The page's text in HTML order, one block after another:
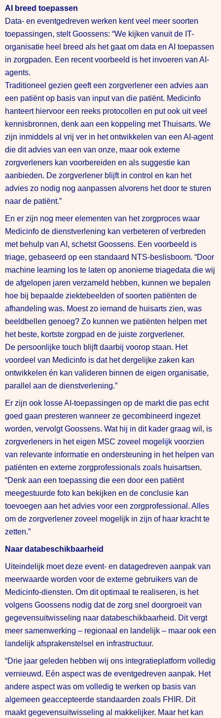
AI breed toepassen
Data- en eventgedreven werken kent veel meer soorten
toepassingen, stelt Goossens: “We kijken vanuit de IT-
organisatie heel breed als het gaat om data en AI toepassen
in zorgpaden. Een recent voorbeeld is het invoeren van AI-
agents.
Traditioneel gezien geeft een zorgverlener een advies aan
een patiënt op basis van input van die patiënt. Medicinfo
hanteert hiervoor een reeks protocollen en put ook uit veel
kennisbronnen, denk aan een koppeling met Thuisarts. We
zijn inmiddels al vrij ver in het ontwikkelen van een AI-agent
die dit advies van een van onze, maar ook externe
zorgverleners kan voorbereiden en als suggestie kan
aanbieden. De zorgverlener blijft in control en kan het
advies zo nodig nog aanpassen alvorens het door te sturen
naar de patiënt.”
En er zijn nog meer elementen van het zorgproces waar
Medicinfo de dienstverlening kan verbeteren of verbreden
met behulp van AI, schetst Goossens. Een voorbeeld is
triage, gebaseerd op een standaard NTS-beslisboom. “Door
machine learning los te laten op anonieme triagedata die wij
de afgelopen jaren verzameld hebben, kunnen we bepalen
hoe bij bepaalde ziektebeelden of soorten patiënten de
afhandeling was. Moest zo iemand de huisarts zien, was
beeldbellen genoeg? Zo kunnen we patiënten helpen met
het beste, kortste zorgpad en de juiste zorgverlener.
De persoonlijke touch blijft daarbij voorop staan. Het
voordeel van Medicinfo is dat het dergelijke zaken kan
ontwikkelen én kan valideren binnen de eigen organisatie,
parallel aan de dienstverlening.”
Er zijn ook losse AI-toepassingen op de markt die pas echt
goed gaan presteren wanneer ze gecombineerd ingezet
worden, vervolgt Goossens. Wat hij in dit kader graag wil, is
zorgverleners in het eigen MSC zoveel mogelijk voorzien
van relevante informatie en ondersteuning in het helpen van
patiënten en externe zorgprofessionals zoals huisartsen.
“Denk aan een toepassing die een door een patiënt
meegestuurde foto kan bekijken en de conclusie kan
toevoegen aan het advies voor een zorgprofessional. Alles
om de zorgverlener zoveel mogelijk in zijn of haar kracht te
zetten.”
Naar databeschikbaarheid
Uiteindelijk moet deze event- en datagedreven aanpak van
meerwaarde worden voor de externe gebruikers van de
Medicinfo-diensten. Om dit optimaal te realiseren, is het
volgens Goossens nodig dat de zorg snel doorgroeit van
gegevensuitwisseling naar databeschikbaarheid. Dit vergt
meer samenwerking – regionaal en landelijk – maar ook een
landelijk afsprakenstelsel en infrastructuur.
“Drie jaar geleden hebben wij ons integratieplatform volledig
vernieuwd. Eén aspect was de eventgedreven aanpak. Het
andere aspect was om volledig te werken op basis van
algemeen geaccepteerde standaarden zoals FHIR. Dit
maakt gegevensuitwisseling al makkelijker. Maar het kan